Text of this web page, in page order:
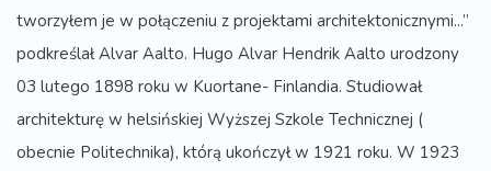
tworzyłem je w połączeniu z projektami architektonicznymi...”
podkreślał Alvar Aalto. Hugo Alvar Hendrik Aalto urodzony
03 lutego 1898 roku w Kuortane- Finlandia. Studiował
architekturę w helsińskiej Wyższej Szkole Technicznej (
obecnie Politechnika), którą ukończył w 1921 roku. W 1923